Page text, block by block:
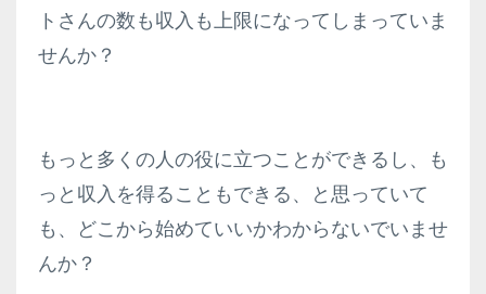
トさんの数も収入も上限になってしまっていま
せんか？
もっと多くの人の役に立つことができるし、も
っと収入を得ることもできる、と思っていて
も、どこから始めていいかわからないでいませ
んか？